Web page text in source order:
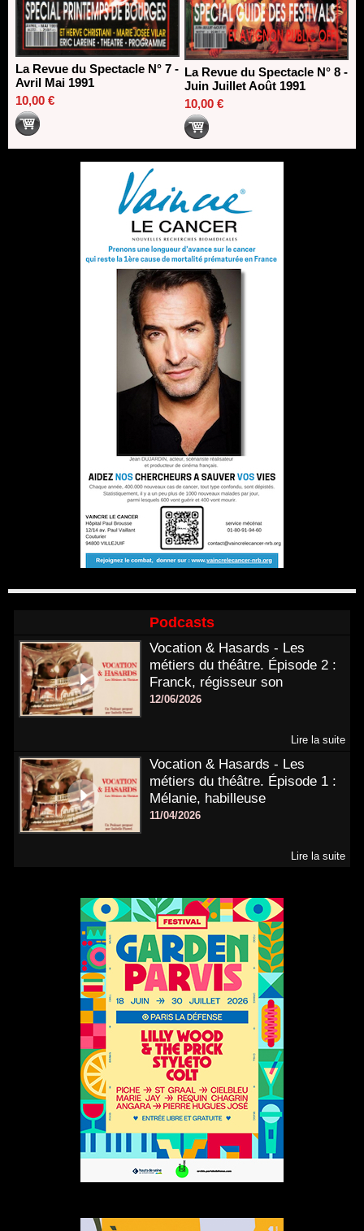
La Revue du Spectacle N° 7 -
Avril Mai 1991
10,00 €
La Revue du Spectacle N° 8 -
Juin Juillet Août 1991
10,00 €
Podcasts
Vocation & Hasards - Les
métiers du théâtre. Épisode 2 :
Franck, régisseur son
12/06/2026
Lire la suite
Vocation & Hasards - Les
métiers du théâtre. Épisode 1 :
Mélanie, habilleuse
11/04/2026
Lire la suite